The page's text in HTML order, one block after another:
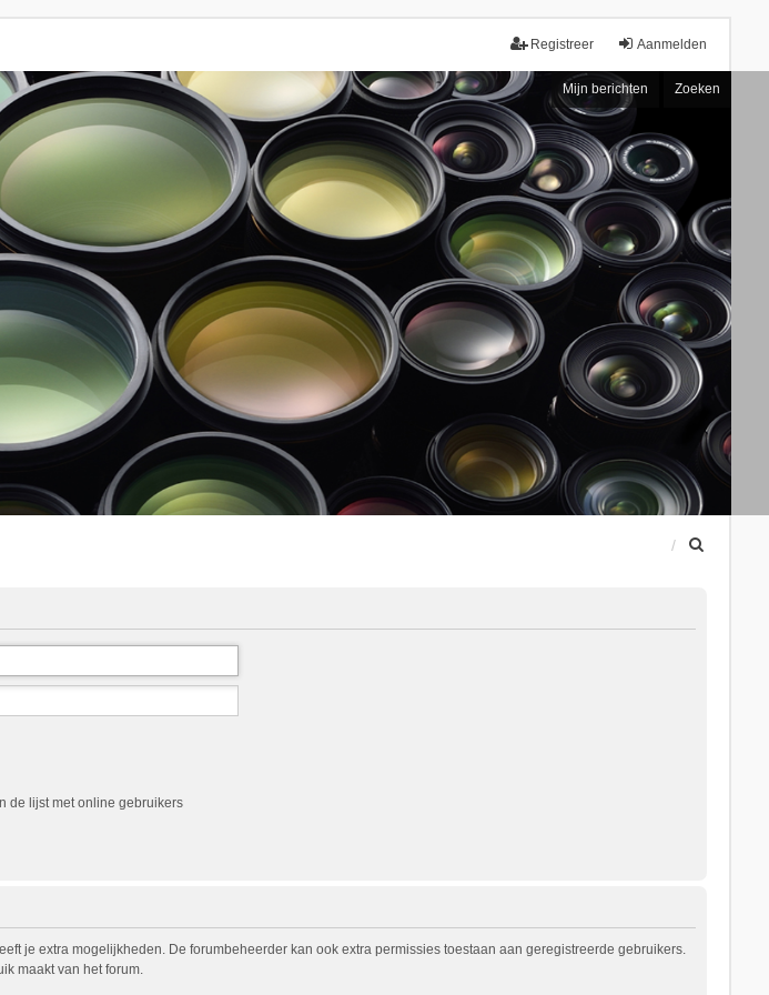
Aanmelden
Registreer
Mijn berichten Zoeken
de lijst met online gebruikers
je extra mogelijkheden. De forumbeheerder kan ook extra permissies toestaan aan geregistreerde gebruikers.
maakt van het forum.